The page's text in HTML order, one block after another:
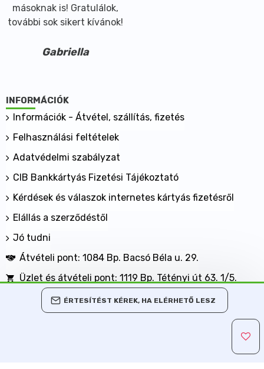
ÉRTESÍTÉST KÉREK, HA ELÉRHETŐ LESZ
másoknak is! Gratulálok,
további sok sikert kívánok!
Gabriella
INFORMÁCIÓK
Információk - Átvétel, szállítás, fizetés
Felhasználási feltételek
Adatvédelmi szabályzat
CIB Bankkártyás Fizetési Tájékoztató
Kérdések és válaszok internetes kártyás fizetésről
Elállás a szerződéstől
Jó tudni
Átvételi pont: 1084 Bp. Bacsó Béla u. 29.
Üzlet és átvételi pont: 1119 Bp. Tétényi út 63. 1/5.
BANKKÁRTYÁVAL IS FIZETHET NÁLUNK!
Árukereső.hu